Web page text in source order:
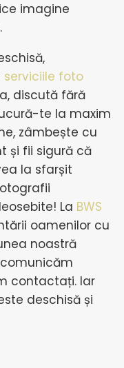
imagine
serviciile foto
discută fără
te la maxim
zâmbește cu
și fii sigură că
la sfarșit
La BWS
oamenilor cu
noastră
contactați. Iar
deschisă și